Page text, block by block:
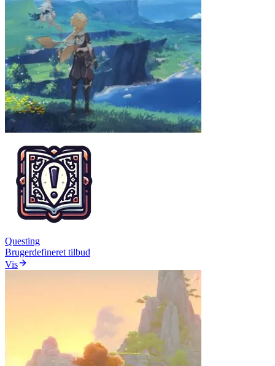
Questing
Brugerdefineret tilbud
Vis